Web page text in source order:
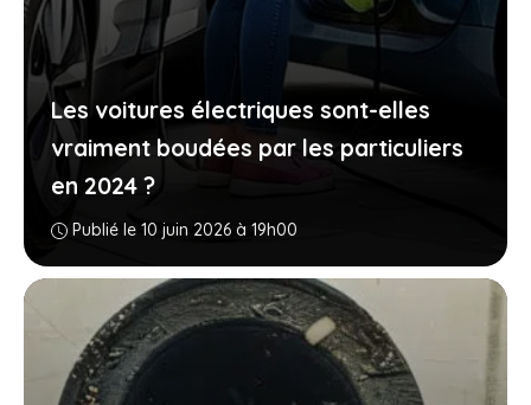
Les voitures électriques sont-elles
vraiment boudées par les particuliers
en 2024 ?
Publié le 10 juin 2026 à 19h00